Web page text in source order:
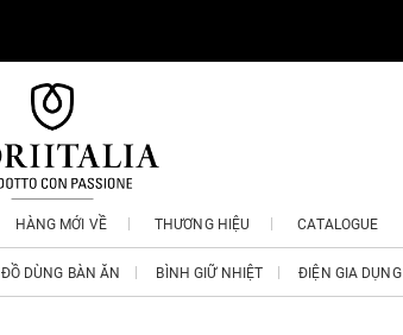
HÀNG MỚI VỀ THƯƠNG HIỆU CATALOGUE
ĐỒ DÙNG BÀN ĂN BÌNH GIỮ NHIỆT ĐIỆN GIA DỤNG